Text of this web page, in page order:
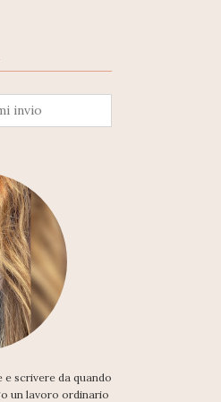
scrivere da quando
un lavoro ordinario